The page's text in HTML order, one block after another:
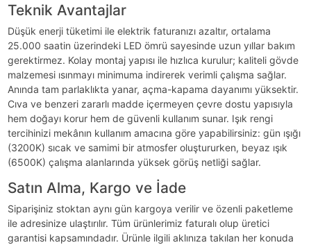
Teknik Avantajlar
Düşük enerji tüketimi ile elektrik faturanızı azaltır, ortalama
25.000 saatin üzerindeki LED ömrü sayesinde uzun yıllar bakım
gerektirmez. Kolay montaj yapısı ile hızlıca kurulur; kaliteli gövde
malzemesi ısınmayı minimuma indirerek verimli çalışma sağlar.
Anında tam parlaklıkta yanar, açma-kapama dayanımı yüksektir.
Cıva ve benzeri zararlı madde içermeyen çevre dostu yapısıyla
hem doğayı korur hem de güvenli kullanım sunar. Işık rengi
tercihinizi mekânın kullanım amacına göre yapabilirsiniz: gün ışığı
(3200K) sıcak ve samimi bir atmosfer oluştururken, beyaz ışık
(6500K) çalışma alanlarında yüksek görüş netliği sağlar.
Satın Alma, Kargo ve İade
Siparişiniz stoktan aynı gün kargoya verilir ve özenli paketleme
ile adresinize ulaştırılır. Tüm ürünlerimiz faturalı olup üretici
garantisi kapsamındadır. Ürünle ilgili aklınıza takılan her konuda